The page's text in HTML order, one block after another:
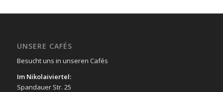
UNSERE CAFÉS
Besucht uns in unseren Cafés
Im Nikolaiviertel:
Spandauer Str. 25